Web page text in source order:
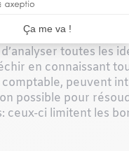
une pièce
toutes les
en connaissant
peuvent
possible pour
ceux-ci limitent les